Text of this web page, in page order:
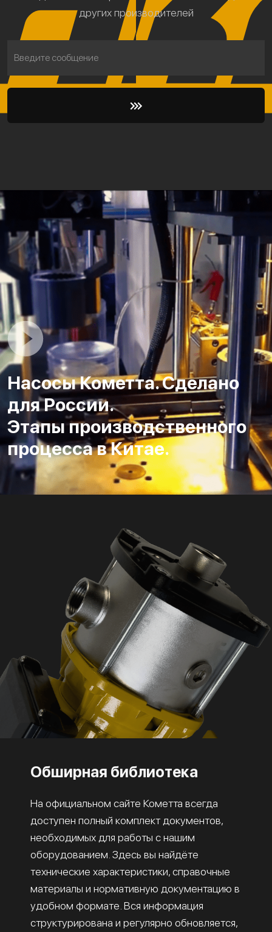
других производителей
Введите сообщение
Насосы Кометта. Сделано
для России.
Этапы производственного
процесса в Китае.
Обширная библиотека
На официальном сайте Кометта всегда
доступен полный комплект документов,
необходимых для работы с нашим
оборудованием. Здесь вы найдёте
технические характеристики, справочные
материалы и нормативную документацию в
удобном формате. Вся информация
структурирована и регулярно обновляется,